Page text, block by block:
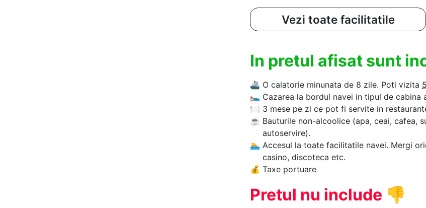
Vezi toate facilitatile
In pretul afisat sunt
🚢 O calatorie minunata de 8 zile. Poti vizita
🛌 Cazarea la bordul navei in tipul de cabina
🍽 3 mese pe zi ce pot fi servite in
☕ Bauturile non-alcoolice (apa, ceai, cafea,
autoservire).
🏊‍ Accesul la toate facilitatile navei. Mergi
casino, discoteca etc.
💰 Taxe portuare
Pretul nu include 👎